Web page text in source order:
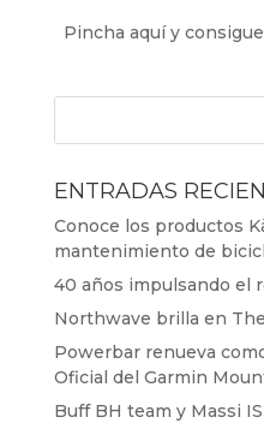
Pincha aquí y consigue
ENTRADAS
Conoce los productos
mantenimiento de
40 años impulsando el
Northwave brilla en
Powerbar renueva
Oficial del Garmin
Buff BH team y Massi